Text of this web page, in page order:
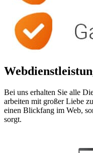
Bei uns erhalten Sie alle
arbeiten mit großer Liebe
einen Blickfang im Web,
sorgt.